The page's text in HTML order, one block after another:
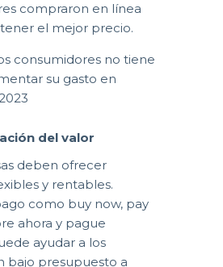
compraron en línea
el mejor precio.
consumidores no tiene
su gasto en
del valor
deben ofrecer
y rentables.
como buy now, pay
ahora y pague
ayudar a los
bajo presupuesto a